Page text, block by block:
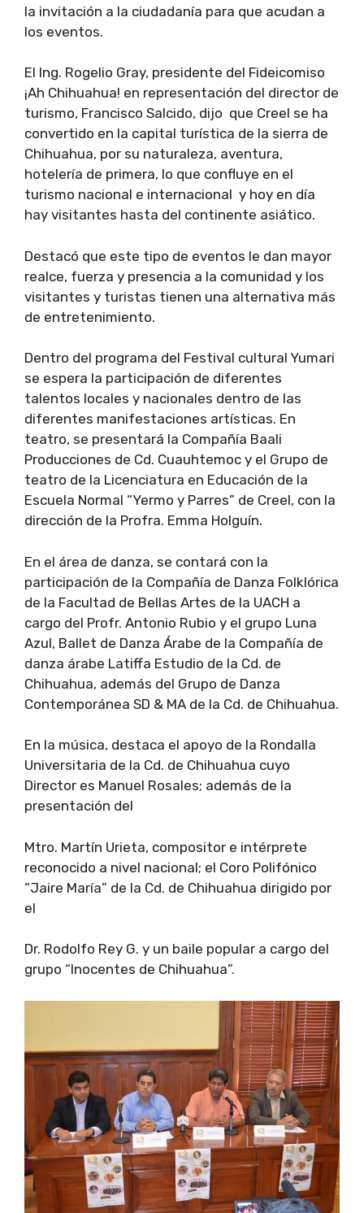
la invitación a la ciudadanía para que acudan a
los eventos.
El Ing. Rogelio Gray, presidente del Fideicomiso
¡Ah Chihuahua! en representación del director de
turismo, Francisco Salcido, dijo que Creel se ha
convertido en la capital turística de la sierra de
Chihuahua, por su naturaleza, aventura,
hotelería de primera, lo que confluye en el
turismo nacional e internacional y hoy en día
hay visitantes hasta del continente asiático.
Destacó que este tipo de eventos le dan mayor
realce, fuerza y presencia a la comunidad y los
visitantes y turistas tienen una alternativa más
de entretenimiento.
Dentro del programa del Festival cultural Yumari
se espera la participación de diferentes
talentos locales y nacionales dentro de las
diferentes manifestaciones artísticas. En
teatro, se presentará la Compañía Baali
Producciones de Cd. Cuauhtemoc y el Grupo de
teatro de la Licenciatura en Educación de la
Escuela Normal “Yermo y Parres” de Creel, con la
dirección de la Profra. Emma Holguín.
En el área de danza, se contará con la
participación de la Compañía de Danza Folklórica
de la Facultad de Bellas Artes de la UACH a
cargo del Profr. Antonio Rubio y el grupo Luna
Azul, Ballet de Danza Árabe de la Compañía de
danza árabe Latiffa Estudio de la Cd. de
Chihuahua, además del Grupo de Danza
Contemporánea SD & MA de la Cd. de Chihuahua.
En la música, destaca el apoyo de la Rondalla
Universitaria de la Cd. de Chihuahua cuyo
Director es Manuel Rosales; además de la
presentación del
Mtro. Martín Urieta, compositor e intérprete
reconocido a nivel nacional; el Coro Polifónico
“Jaire María” de la Cd. de Chihuahua dirigido por
el
Dr. Rodolfo Rey G. y un baile popular a cargo del
grupo “Inocentes de Chihuahua”.